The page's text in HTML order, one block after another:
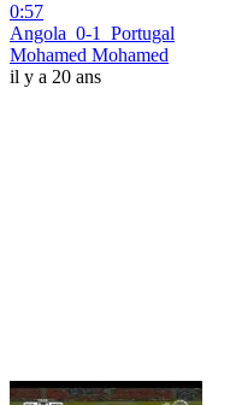
0:57
Angola_0-1_Portugal
Mohamed Mohamed
il y a 20 ans